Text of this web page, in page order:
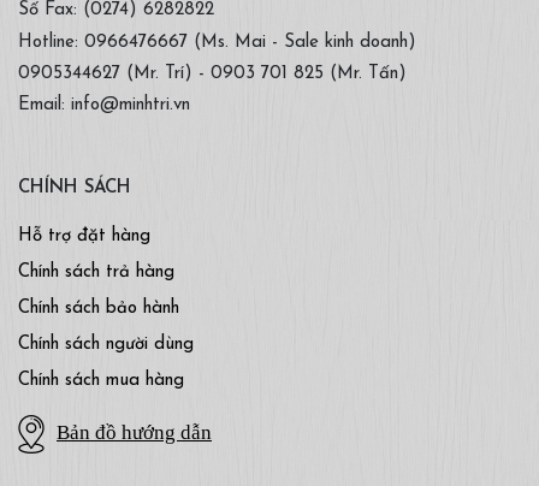
Số Fax: (0274) 6282822
Hotline: 0966476667 (Ms. Mai - Sale kinh doanh)
0905344627 (Mr. Trí) - 0903 701 825 (Mr. Tấn)
Email: info@minhtri.vn
CHÍNH SÁCH
Hỗ trợ đặt hàng
Chính sách trả hàng
Chính sách bảo hành
Chính sách người dùng
Chính sách mua hàng
Bản đồ hướng dẫn